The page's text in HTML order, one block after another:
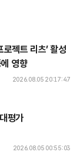
젝트 리츠’ 활성
영향
2026.08.05 20:17:47
평가
2026.08.05 00:55:03